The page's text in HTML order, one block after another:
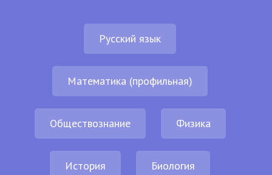
Русский язык
Математика (профильная)
Обществознание Физика
История Биология